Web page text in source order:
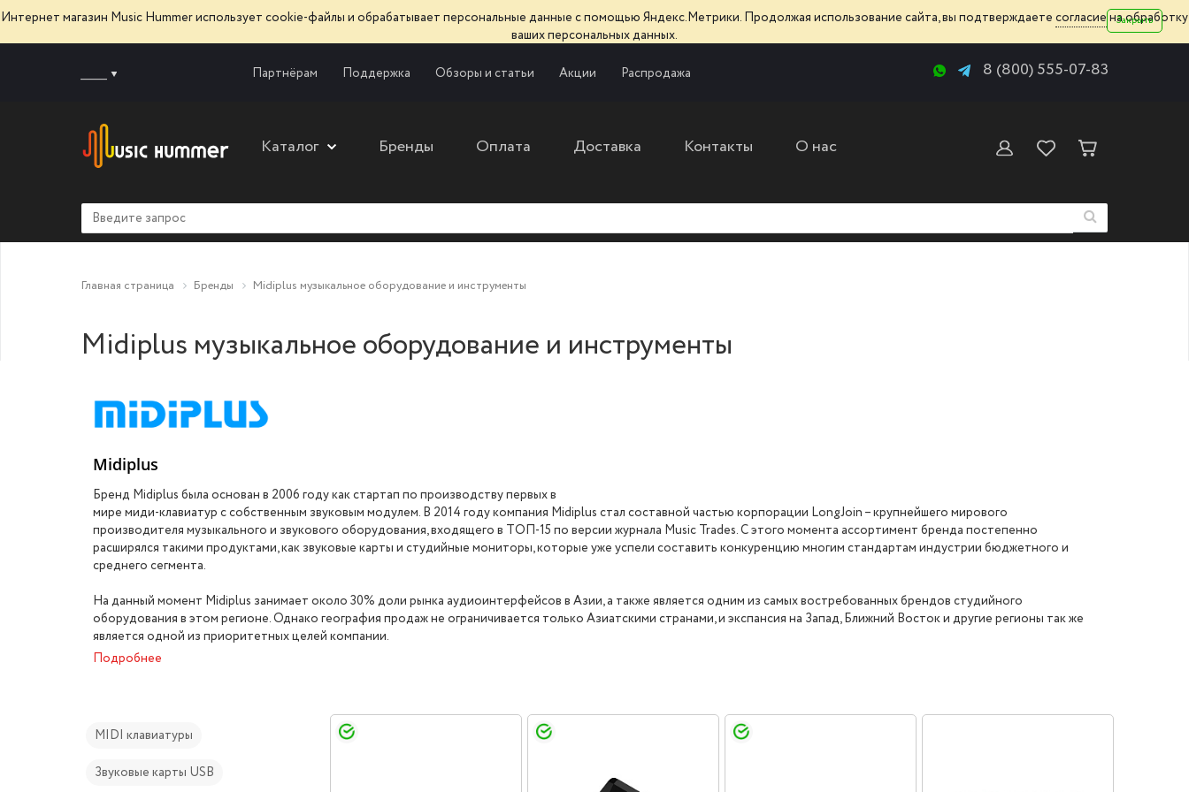
Интернет магазин Music Hummer использует сооkie-файлы и обрабатывает персональные данные с помощью Яндекс.Метрики. Продолжая использование сайта, вы подтверждаете согласиена обработку
ваших персональных данных.
Закрыть
Партнёрам Поддержка Обзоры и статьи Акции Распродажа 8 (800) 555-07-83
Каталог Бренды Оплата Доставка Контакты О нас
Главная страница Бренды Midiplus музыкальное оборудование и инструменты
Midiplus музыкальное оборудование и инструменты
Midiplus
Бренд Midiplus была основан в 2006 году как стартап по производству первых в
мире миди-клавиатур с собственным звуковым модулем. В 2014 году компания Midiplus стал составной частью корпорации LongJoin – крупнейшего мирового
производителя музыкального и звукового оборудования, входящего в ТОП-15 по версии журнала Music Trades. С этого момента ассортимент бренда постепенно
расширялся такими продуктами, как звуковые карты и студийные мониторы, которые уже успели составить конкуренцию многим стандартам индустрии бюджетного и
среднего сегмента.
На данный момент Midiplus занимает около 30% доли рынка аудиоинтерфейсов в Азии, а также является одним из самых востребованных брендов студийного
оборудования в этом регионе. Однако география продаж не ограничивается только Азиатскими странами, и экспансия на Запад, Ближний Восток и другие регионы так же
является одной из приоритетных целей компании.
Подробнее
MIDI клавиатуры
Звуковые карты USB